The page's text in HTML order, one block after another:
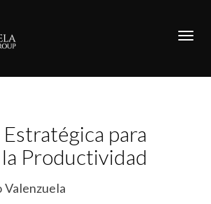
para
Productividad
Valenzuela